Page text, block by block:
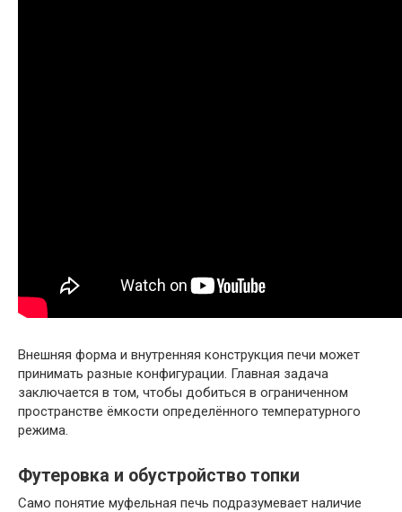
Внешняя форма и внутренняя конструкция печи может
принимать разные конфигурации. Главная задача
заключается в том, чтобы добиться в ограниченном
пространстве ёмкости определённого температурного
режима.
Футеровка и обустройство топки
Само понятие муфельная печь подразумевает наличие